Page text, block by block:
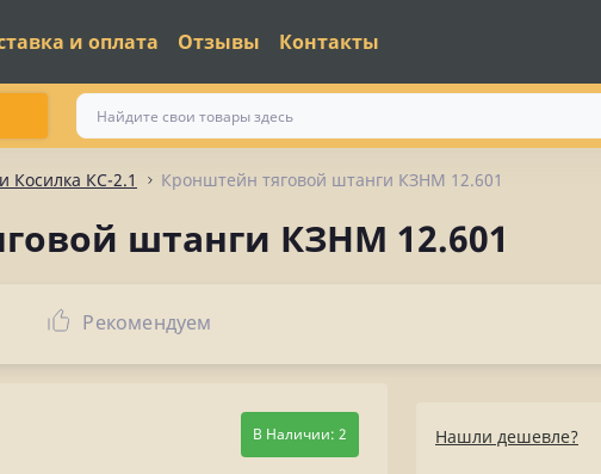
и оплата Отзывы Контакты
Косилка КС-2.1 Кронштейн тяговой штанги КЗНМ 12.601
штанги КЗНМ 12.601
Рекомендуем
В Наличии: 2 Нашли дешевле?